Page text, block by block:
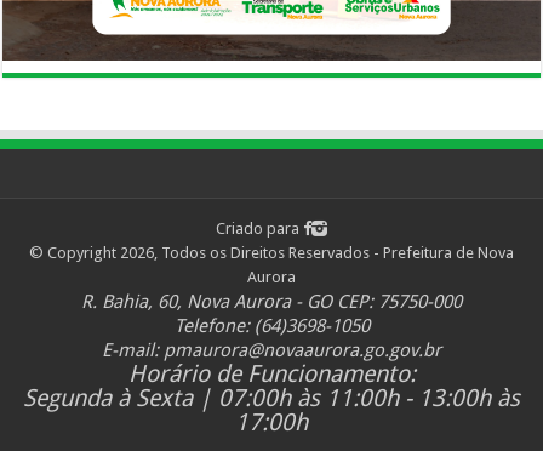
Criado para
© Copyright 2026, Todos os Direitos Reservados - Prefeitura de Nova
Aurora
R. Bahia, 60, Nova Aurora - GO CEP: 75750-000
Telefone: (64)3698-1050
E-mail: pmaurora@novaaurora.go.gov.br
Horário de Funcionamento:
Segunda à Sexta | 07:00h às 11:00h - 13:00h às
17:00h